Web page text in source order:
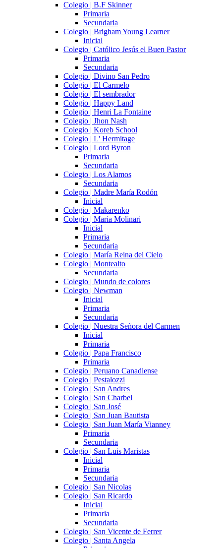
Colegio | B.F Skinner
Primaria
Secundaria
Colegio | Brigham Young Learner
Inicial
Colegio | Católico Jesús el Buen Pastor
Primaria
Secundaria
Colegio | Divino San Pedro
Colegio | El Carmelo
Colegio | El sembrador
Colegio | Happy Land
Colegio | Henri La Fontaine
Colegio | Jhon Nash
Colegio | Koreb School
Colegio | L' Hermitage
Colegio | Lord Byron
Primaria
Secundaria
Colegio | Los Alamos
Secundaria
Colegio | Madre María Rodón
Inicial
Colegio | Makarenko
Colegio | María Molinari
Inicial
Primaria
Secundaria
Colegio | María Reina del Cielo
Colegio | Montealto
Secundaria
Colegio | Mundo de colores
Colegio | Newman
Inicial
Primaria
Secundaria
Colegio | Nuestra Señora del Carmen
Inicial
Primaria
Colegio | Papa Francisco
Primaria
Colegio | Peruano Canadiense
Colegio | Pestalozzi
Colegio | San Andres
Colegio | San Charbel
Colegio | San José
Colegio | San Juan Bautista
Colegio | San Juan María Vianney
Primaria
Secundaria
Colegio | San Luis Maristas
Inicial
Primaria
Secundaria
Colegio | San Nicolas
Colegio | San Ricardo
Inicial
Primaria
Secundaria
Colegio | San Vicente de Ferrer
Colegio | Santa Angela